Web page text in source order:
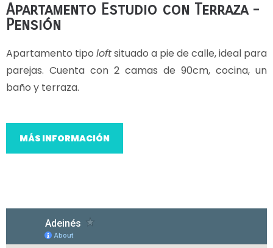
Apartamento Estudio con Terraza -
Pensión
Apartamento tipo loftsituado a pie de calle, ideal para
parejas. Cuenta con 2 camas de 90cm, cocina, un
baño y terraza.
MÁS INFORMACIÓN